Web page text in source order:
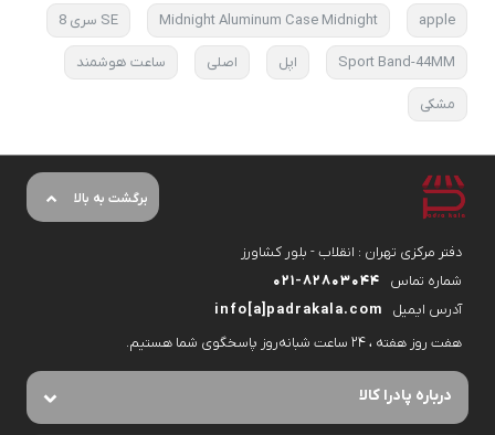
apple
Midnight Aluminum Case Midnight SE سری 8
Sport Band-44MM اپل اصلی ساعت هوشمند
مشکی
برگشت به بالا
دفتر مرکزی تهران : انقلاب - بلور کشاورز
شماره تماس
۰۲۱-۸۲۸۰۳۰۴۴
آدرس ایمیل
info[a]padrakala.com
هفت روز هفته ، ۲۴ ساعت شبانه‌روز پاسخگوی شما هستیم.
درباره پادرا کالا